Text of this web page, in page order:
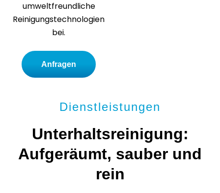
umweltfreundliche
Reinigungstechnologien
bei.
Anfragen
Dienstleistungen
Unterhaltsreinigung:
Aufgeräumt, sauber und
rein